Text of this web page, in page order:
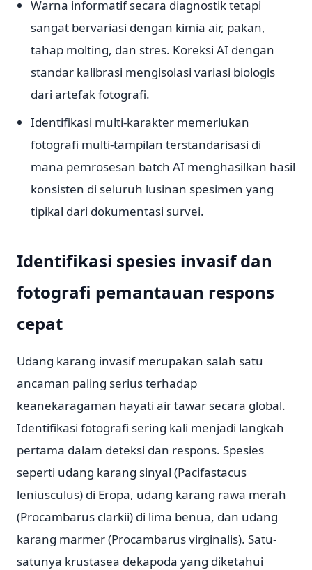
Warna informatif secara diagnostik tetapi
sangat bervariasi dengan kimia air, pakan,
tahap molting, dan stres. Koreksi AI dengan
standar kalibrasi mengisolasi variasi biologis
dari artefak fotografi.
Identifikasi multi-karakter memerlukan
fotografi multi-tampilan terstandarisasi di
mana pemrosesan batch AI menghasilkan hasil
konsisten di seluruh lusinan spesimen yang
tipikal dari dokumentasi survei.
Identifikasi spesies invasif dan
fotografi pemantauan respons
cepat
Udang karang invasif merupakan salah satu
ancaman paling serius terhadap
keanekaragaman hayati air tawar secara global.
Identifikasi fotografi sering kali menjadi langkah
pertama dalam deteksi dan respons. Spesies
seperti udang karang sinyal (Pacifastacus
leniusculus) di Eropa, udang karang rawa merah
(Procambarus clarkii) di lima benua, dan udang
karang marmer (Procambarus virginalis). Satu-
satunya krustasea dekapoda yang diketahui